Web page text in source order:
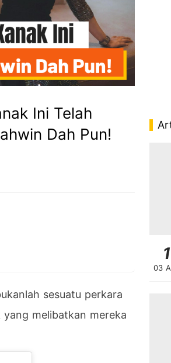
Ini Telah
Dah Pun!
sesuatu perkara
melibatkan mereka
1
03